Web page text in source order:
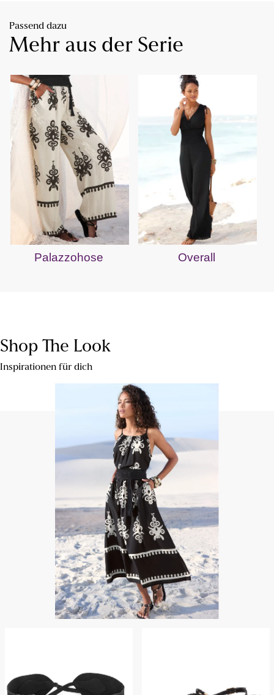
Passend dazu
Mehr aus der Serie
Palazzohose Overall
Shop The Look
Inspirationen für dich